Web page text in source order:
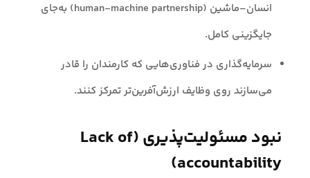
انسان–ماشین (human-machine partnership) به‌جای
جایگزینی کامل.
سرمایه‌گذاری در فناوری‌هایی که کارمندان را قادر
می‌سازند روی وظایف ارزش‌آفرین‌تر تمرکز کنند.
نبود مسئولیت‌پذیری (Lack of
accountability)